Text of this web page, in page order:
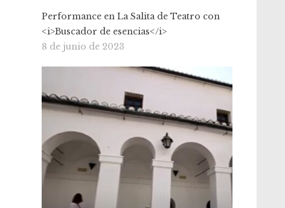
Performance en La Salita de Teatro con
<i>Buscador de esencias</i>
8 de junio de 2023